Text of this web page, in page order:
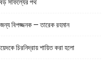
সাফল্যের পথ
জন্য বিপজ্জনক — তারেক রহমান
চিরনিদ্রায় শায়িত করা হলো